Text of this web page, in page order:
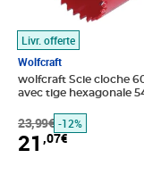
Livr. offerte
Wolfcraft
wolfcraft Scie cloche
avec tige hexagonale
23,99€ -12%
21 ,07€